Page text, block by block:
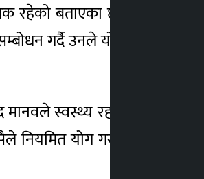
बताएका छन् । आठौँ
गर्दै उनले योगाभ्यासले
स्वस्थ्य रहन दैनिक कम्तीमा
योग गरौँ र निरोग रहौँ ।”